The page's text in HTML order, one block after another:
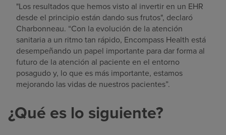
"Los resultados que hemos visto al invertir en un EHR
desde el principio están dando sus frutos", declaró
Charbonneau. “Con la evolución de la atención
sanitaria a un ritmo tan rápido, Encompass Health está
desempeñando un papel importante para dar forma al
futuro de la atención al paciente en el entorno
posagudo y, lo que es más importante, estamos
mejorando las vidas de nuestros pacientes”.
¿Qué es lo siguiente?